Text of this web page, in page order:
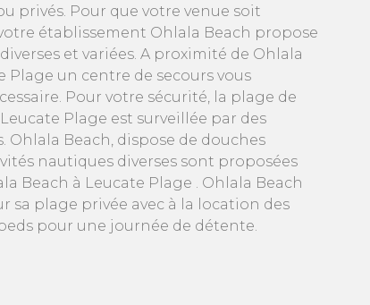
privés. Pour que votre venue soit
établissement Ohlala Beach propose
et variées. A proximité de Ohlala
Plage un centre de secours vous
Pour votre sécurité, la plage de
Plage est surveillée par des
Ohlala Beach, dispose de douches
nautiques diverses sont proposées
Beach à Leucate Plage . Ohlala Beach
sa plage privée avec à la location des
pour une journée de détente.